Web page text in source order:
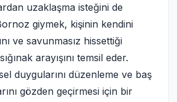
uzaklaşma isteğini de
giymek, kişinin kendini
ve savunmasız hissettiği
arayışını temsil eder.
duygularını düzenleme ve baş
gözden geçirmesi için bir